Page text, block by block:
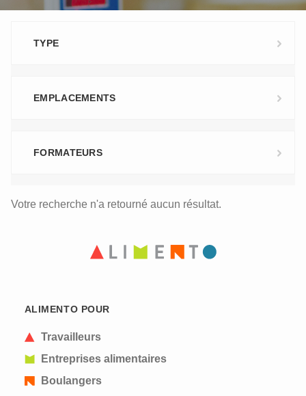
TYPE
EMPLACEMENTS
FORMATEURS
Votre recherche n'a retourné aucun résultat.
ALIMENTO POUR
Travailleurs
Entreprises alimentaires
Boulangers